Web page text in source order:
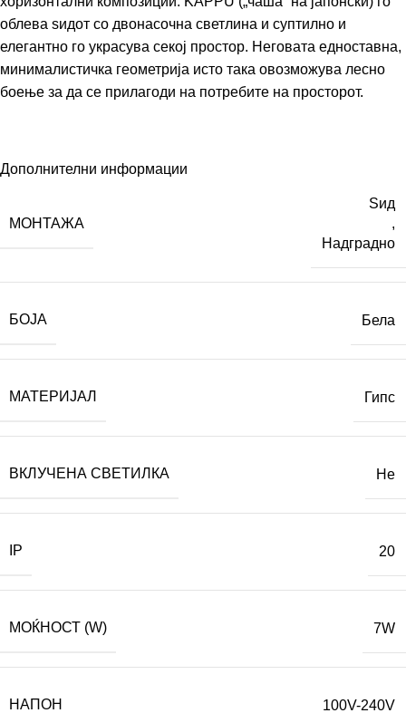
облева ѕидот со двонасочна светлина и суптилно и
елегантно го украсува секој простор. Неговата едноставна,
минималистичка геометрија исто така овозможува лесно
боење за да се прилагоди на потребите на просторот.
Дополнителни информации
МОНТАЖА
Ѕид
,
Надградно
БОЈА Бела
МАТЕРИЈАЛ Гипс
ВКЛУЧЕНА СВЕТИЛКА Не
IP 20
МОЌНОСТ (W) 7W
НАПОН 100V-240V